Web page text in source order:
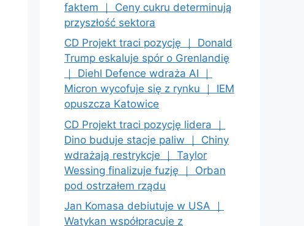
faktem ｜ Ceny cukru determinują
przyszłość sektora
CD Projekt traci pozycję ｜ Donald
Trump eskaluje spór o Grenlandię
｜ Diehl Defence wdraża AI ｜
Micron wycofuje się z rynku ｜ IEM
opuszcza Katowice
CD Projekt traci pozycję lidera ｜
Dino buduje stacje paliw ｜ Chiny
wdrażają restrykcje ｜ Taylor
Wessing finalizuje fuzję ｜ Orban
pod ostrzałem rządu
Jan Komasa debiutuje w USA ｜
Watykan współpracuje z